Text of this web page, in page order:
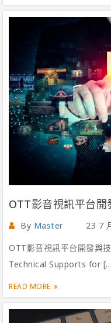
OTT影音視訊平台開
By Master 23 7
OTT影音視訊平台開發與
Technical Supports for
READ MORE